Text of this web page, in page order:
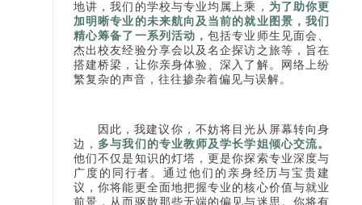
地讲，我们的学校与专业均属上乘， 为了助你更
加明晰专业的未来航向及当前的就业图景，我们
精心筹备了一系列活动，包括专业师生见面会、
杰出校友经验分享会以及名企探访之旅等，旨在
搭建桥梁，让你亲身体验、深入了解。网络上纷
繁复杂的声音，往往掺杂着偏见与误解。
因此，我建议你，不妨将目光从屏幕转向身
边， 多与我们的专业教师及学长学姐倾心交流。
他们不仅是知识的灯塔，更是你探索专业深度与
广度的同行者。通过他们的亲身经历与宝贵建
议，你将能更全面地把握专业的核心价值与就业
前景，从而驱散那些无端的偏见与迷思。你将有